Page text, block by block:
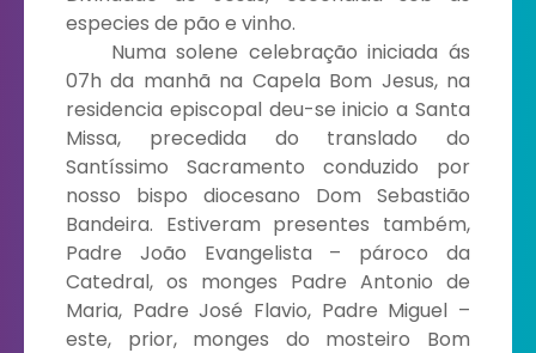
especies de pão e vinho.
Numa solene celebração iniciada ás
07h da manhã na Capela Bom Jesus, na
residencia episcopal deu-se inicio a Santa
Missa, precedida do translado do
Santíssimo Sacramento conduzido por
nosso bispo diocesano Dom Sebastião
Bandeira. Estiveram presentes também,
Padre João Evangelista – pároco da
Catedral, os monges Padre Antonio de
Maria, Padre José Flavio, Padre Miguel –
este, prior, monges do mosteiro Bom